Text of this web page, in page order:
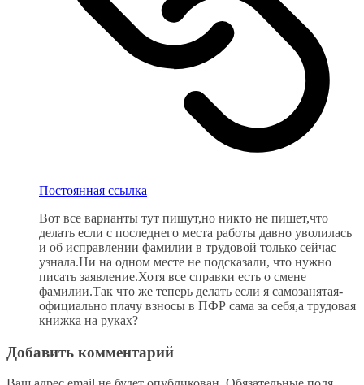
Постоянная ссылка
Вот все варианты тут пишут,но никто не пишет,что
делать если с последнего места работы давно уволилась
и об исправлении фамилии в трудовой только сейчас
узнала.Ни на одном месте не подсказали, что нужно
писать заявление.Хотя все справки есть о смене
фамилии.Так что же теперь делать если я самозанятая-
официально плачу взносы в ПФР сама за себя,а трудовая
книжка на руках?
Добавить комментарий